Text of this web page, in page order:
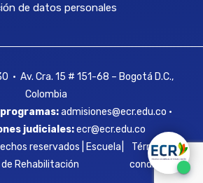
de datos personales
• Av. Cra. 15 # 151-68 – Bogotá D.C.,
Colombia
admisiones@ecr.edu.co •
judiciales:ecr@ecr.edu.co
reservados | Escuela
Rehabilitación
Términos y
condiciones